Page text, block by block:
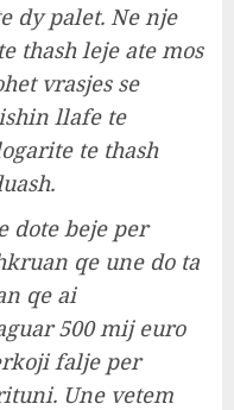
dy palet. Ne nje
thash leje ate mos
vrasjes se
ishin llafe te
te thash
dote beje per
qe une do ta
qe ai
500 mij euro
falje per
Une vetem